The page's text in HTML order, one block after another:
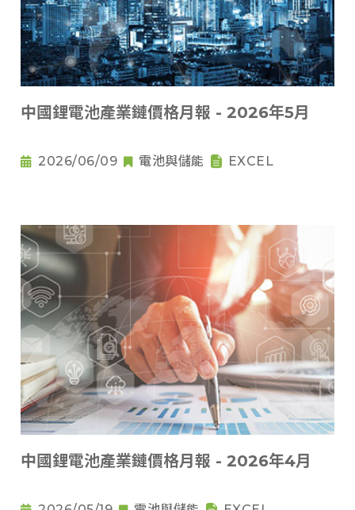
中國鋰電池產業鏈價格月報 - 2026年5月
2026/06/09 電池與儲能 EXCEL
中國鋰電池產業鏈價格月報 - 2026年4月